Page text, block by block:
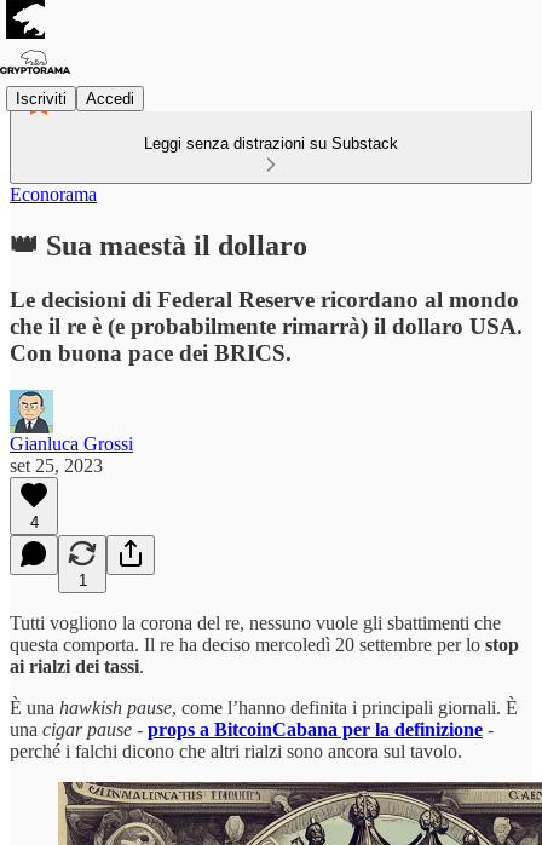
Iscriviti Accedi
Leggi senza distrazioni su Substack
Econorama
👑 Sua maestà il dollaro
Le decisioni di Federal Reserve ricordano al mondo
che il re è (e probabilmente rimarrà) il dollaro USA.
Con buona pace dei BRICS.
Gianluca Grossi
set 25, 2023
4
1
Tutti vogliono la corona del re, nessuno vuole gli sbattimenti che
questa comporta. Il re ha deciso mercoledì 20 settembre per lo stop
ai rialzi dei tassi.
È una hawkish pause, come l’hanno definita i principali giornali. È
una cigar pause - props a BitcoinCabana per la definizione -
perché i falchi dicono che altri rialzi sono ancora sul tavolo.